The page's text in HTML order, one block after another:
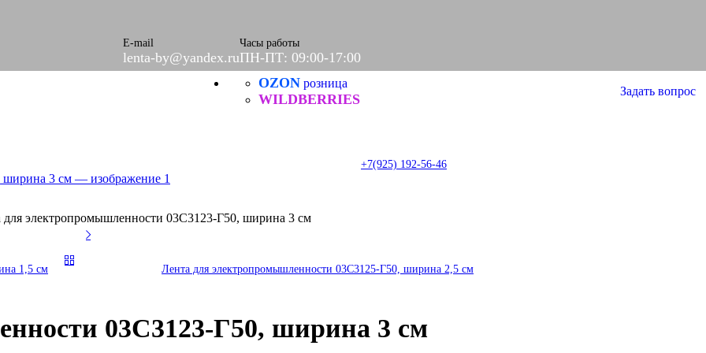
E-mail
lenta-by@yandex.ru
Часы работы
ПН-ПТ: 09:00-17:00
+7(925) 192-56-46
OZON розница
WILDBERRIES
Задать вопрос
для электропромышленности 03С3123-Г50, ширина 3 см
1,5 см Лента для электропромышленности 03С3125-Г50, ширина 2,5 см
03С3123-Г50, ширина 3 см